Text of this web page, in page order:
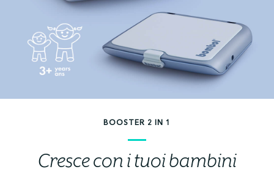
BOOSTER 2 IN 1
Cresce con i tuoi bambini